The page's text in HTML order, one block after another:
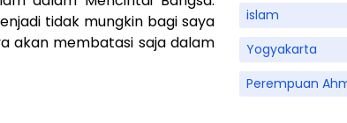
tidak mungkin bagi saya
akan membatasi saja dalam
islam
Yogyakarta
Perempuan